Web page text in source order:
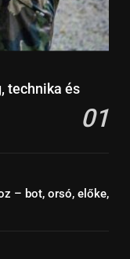
technika és
01
– bot, orsó, előke,